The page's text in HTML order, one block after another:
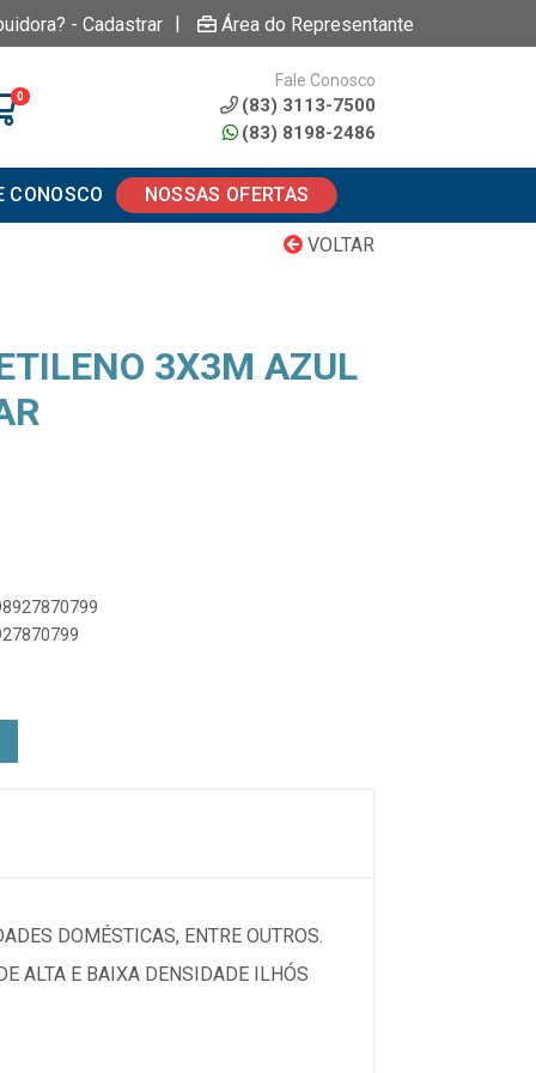
- Cadastrar | Área do Representante
0
Fale Conosco
(83) 3113-7500
(83) 8198-2486
CONOSCO NOSSAS OFERTAS
VOLTAR
3X3M AZUL
DOMÉSTICAS, ENTRE OUTROS.
ALTA E BAIXA DENSIDADE ILHÓS